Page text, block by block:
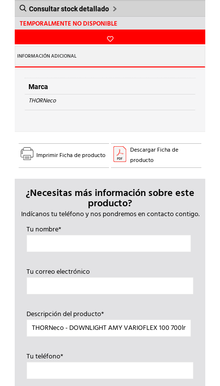
Consultar stock detallado
TEMPORALMENTE NO DISPONIBLE
INFORMACIÓN ADICIONAL
Marca
THORNeco
Imprimir Ficha de producto
Descargar Ficha de
producto
¿Necesitas más información sobre este
producto?
Indícanos tu teléfono y nos pondremos en contacto contigo.
Tu nombre*
Tu correo electrónico
Descripción del producto*
Tu teléfono*